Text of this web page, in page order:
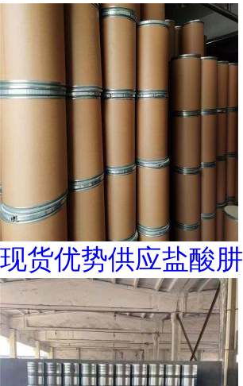
现货优势供应盐酸肼